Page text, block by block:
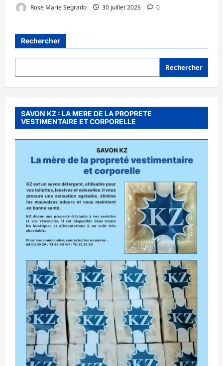
Rose Marie Segrado 30 juillet 2026 0
Rechercher
Rechercher
SAVON KZ : LA MERE DE LA PROPRETE
VESTIMENTAIRE ET CORPORELLE